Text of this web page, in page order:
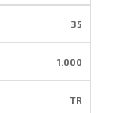
35
1.000
TR